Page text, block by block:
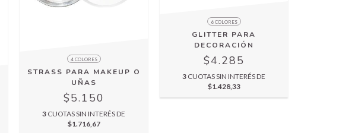
4 COLORES
STRASS PARA MAKEUP O
UÑAS
$5.150
3 CUOTAS SIN INTERÉS DE
$1.716,67
6 COLORES
GLITTER PARA
DECORACIÓN
$4.285
3 CUOTAS SIN INTERÉS DE
$1.428,33